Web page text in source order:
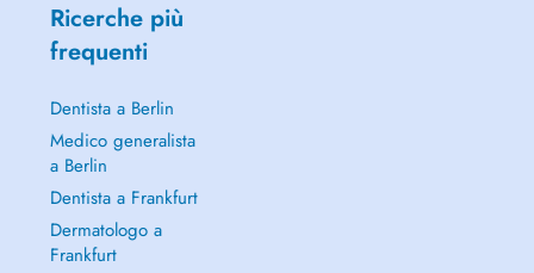
Ricerche più
frequenti
Dentista a Berlin
Medico generalista
a Berlin
Dentista a Frankfurt
Dermatologo a
Frankfurt